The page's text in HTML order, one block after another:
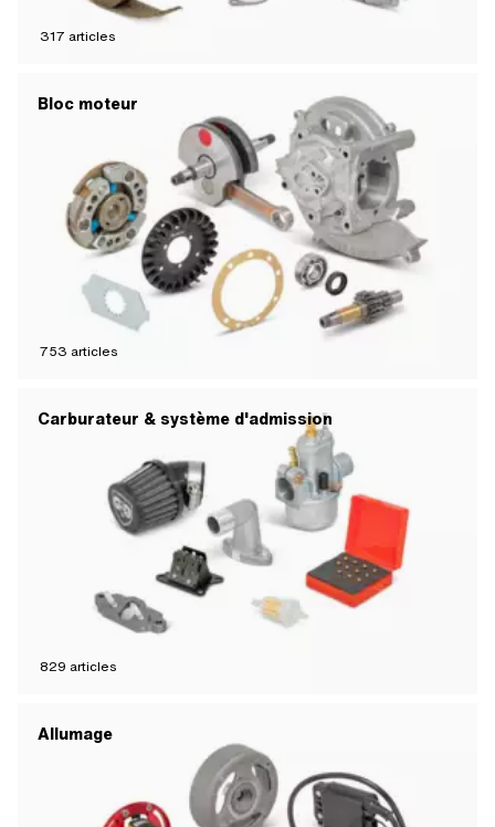
317 articles
Bloc moteur
753 articles
Carburateur & système d'admission
829 articles
Allumage